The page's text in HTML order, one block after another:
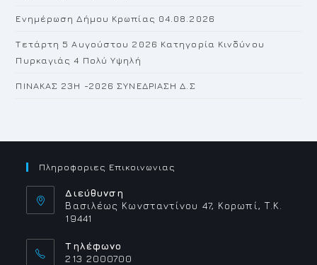
Ενημέρωση Δήμου Κρωπίας 04.08.2026
Τετάρτη 5 Αυγούστου 2026 Κατηγορία Κινδύνου
Πυρκαγιάς 4 Πολύ Υψηλή
ΠΙΝΑΚΑΣ 23H -2026 ΣΥΝΕΔΡΙΑΣΗ Δ.Σ
Πληροφοριες Επικοινωνιας
Διεύθυνση
Βασιλέως Κωνσταντίνου 47, Κορωπί, Τ.Κ.
19441
Τηλέφωνο
213 2000700